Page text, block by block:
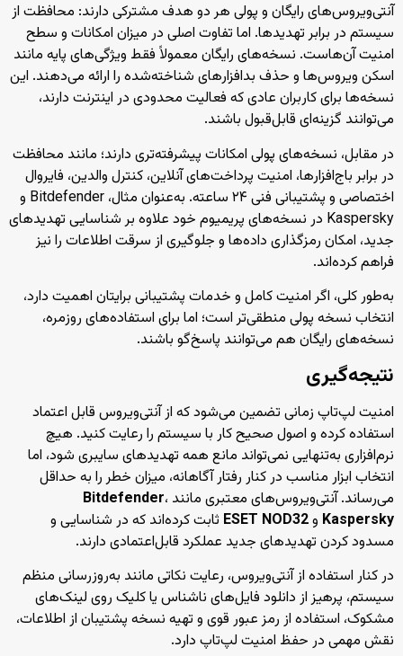
آنتی‌ویروس‌های رایگان و پولی هر دو هدف مشترکی دارند: محافظت از
سیستم در برابر تهدیدها. اما تفاوت اصلی در میزان امکانات و سطح
امنیت آن‌هاست. نسخه‌های رایگان معمولاً فقط ویژگی‌های پایه مانند
اسکن ویروس‌ها و حذف بدافزارهای شناخته‌شده را ارائه می‌دهند. این
نسخه‌ها برای کاربران عادی که فعالیت محدودی در اینترنت دارند،
می‌توانند گزینه‌ای قابل‌قبول باشند.
در مقابل، نسخه‌های پولی امکانات پیشرفته‌تری دارند؛ مانند محافظت
در برابر باج‌افزارها، امنیت پرداخت‌های آنلاین، کنترل والدین، فایروال
اختصاصی و پشتیبانی فنی ۲۴ ساعته. به‌عنوان مثال، Bitdefender و
Kaspersky در نسخه‌های پریمیوم خود علاوه بر شناسایی تهدیدهای
جدید، امکان رمزگذاری داده‌ها و جلوگیری از سرقت اطلاعات را نیز
فراهم کرده‌اند.
به‌طور کلی، اگر امنیت کامل و خدمات پشتیبانی برایتان اهمیت دارد،
انتخاب نسخه پولی منطقی‌تر است؛ اما برای استفاده‌های روزمره،
نسخه‌های رایگان هم می‌توانند پاسخ‌گو باشند.
نتیجه‌گیری
امنیت لپ‌تاپ زمانی تضمین می‌شود که از آنتی‌ویروس قابل اعتماد
استفاده کرده و اصول صحیح کار با سیستم را رعایت کنید. هیچ
نرم‌افزاری به‌تنهایی نمی‌تواند مانع همه تهدیدهای سایبری شود، اما
انتخاب ابزار مناسب در کنار رفتار آگاهانه، میزان خطر را به حداقل
می‌رساند. آنتی‌ویروس‌های معتبری مانند Bitdefender،
Kaspersky وESET NOD32 ثابت کرده‌اند که در شناسایی و
مسدود کردن تهدیدهای جدید عملکرد قابل‌اعتمادی دارند.
در کنار استفاده از آنتی‌ویروس، رعایت نکاتی مانند به‌روزرسانی منظم
سیستم، پرهیز از دانلود فایل‌های ناشناس یا کلیک روی لینک‌های
مشکوک، استفاده از رمز عبور قوی و تهیه نسخه پشتیبان از اطلاعات،
نقش مهمی در حفظ امنیت لپ‌تاپ دارد.